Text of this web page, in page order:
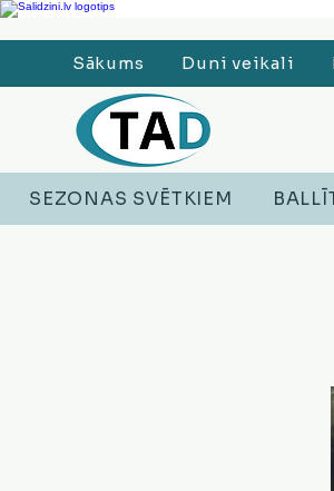
Ledusskapji, Sadzīves tehnika, Smaržas,
Sākums Duni veikali
SEZONAS SVĒTKIEM